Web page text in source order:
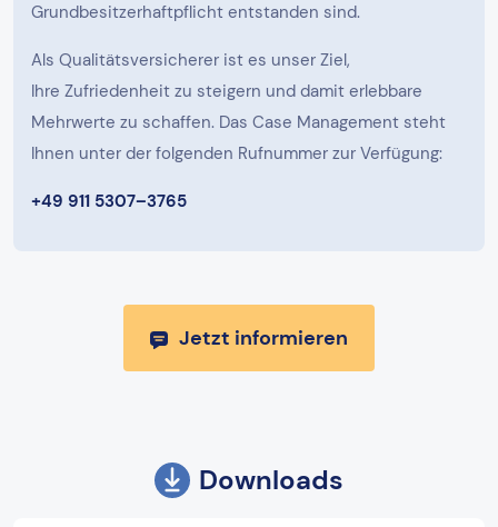
Grundbesitzerhaftpflicht entstanden sind.
Als Qualitätsversicherer ist es unser Ziel,
Ihre Zufriedenheit zu steigern und damit erlebbare
Mehrwerte zu schaffen. Das Case Management steht
Ihnen unter der folgenden Rufnummer zur Verfügung:
+49 911 5307–3765
Jetzt informieren
Downloads